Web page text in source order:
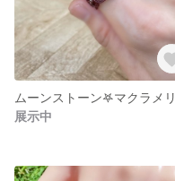
展示中